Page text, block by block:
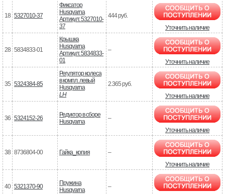
18 5327010-37
Фиксатор
Husqvarna
Артикул: 5327010-
37
444 руб.
Уточнить наличие
28 5834833-01
Крышка
Husqvarna
Артикул: 5834833-
01
–
Уточнить наличие
35 5324384-85
Регулятор колеса
в компл. левый
Husqvarna
LH
2.365 руб.
Уточнить наличие
36 5324152-26
Редуктор в сборе
Husqvarna
–
Уточнить наличие
38 8736804-00 Гайка_копия
–
Уточнить наличие
40 5321370-90
Пружина
Husqvarna
–